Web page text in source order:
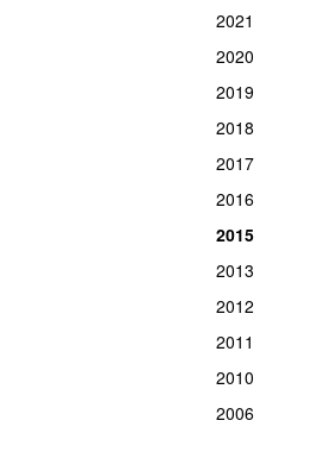
2021
2020
2019
2018
2017
2016
2015
2013
2012
2011
2010
2006